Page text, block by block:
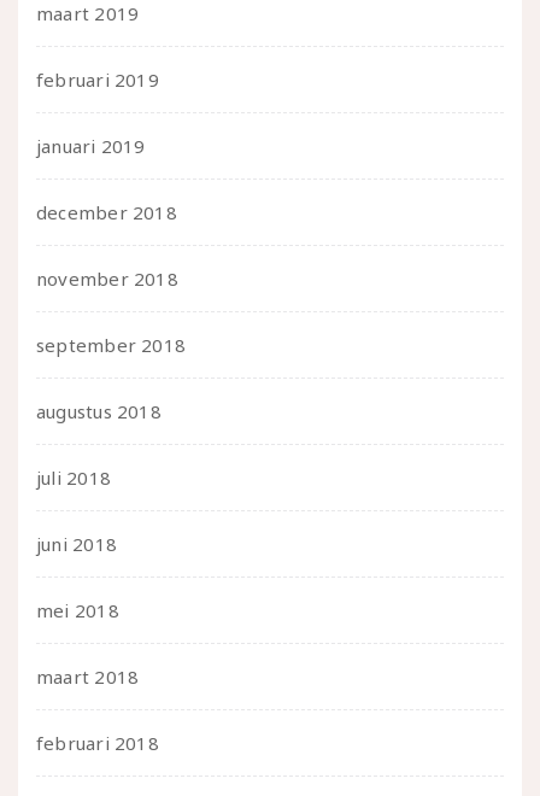
maart 2019
februari 2019
januari 2019
december 2018
november 2018
september 2018
augustus 2018
juli 2018
juni 2018
mei 2018
maart 2018
februari 2018